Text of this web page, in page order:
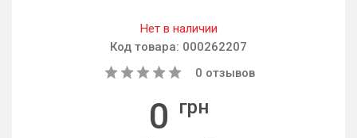
Нет в наличии
Код товара: 000262207
0 отзывов
0 грн